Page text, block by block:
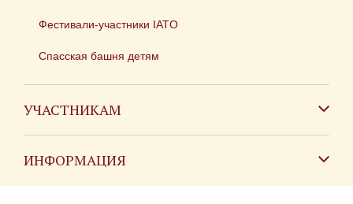
Фестивали-участники IATO
Спасская башня детям
УЧАСТНИКАМ
ИНФОРМАЦИЯ